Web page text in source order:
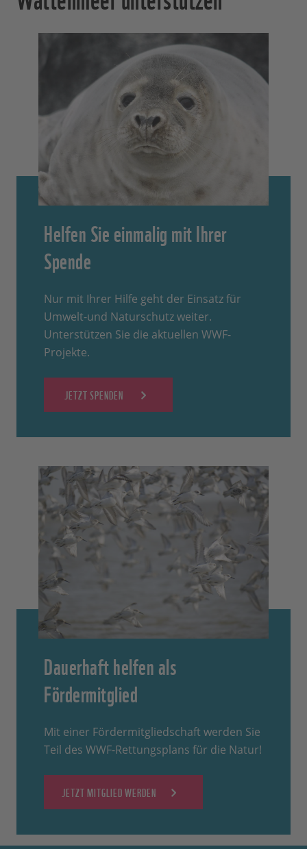
Helfen Sie einmalig mit Ihrer
Spende
Nur mit Ihrer Hilfe geht der Einsatz für
Umwelt-und Naturschutz weiter.
Unterstützen Sie die aktuellen WWF-
Projekte.
JETZT SPENDEN
Dauerhaft helfen als
Fördermitglied
Mit einer Fördermitgliedschaft werden Sie
Teil des WWF-Rettungsplans für die Natur!
JETZT MITGLIED WERDEN